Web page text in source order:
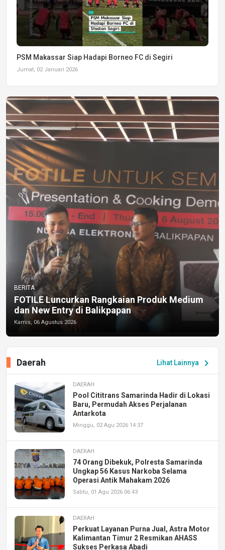
PSM Makassar Siap Hadapi Borneo FC di Segiri
Jumat, 02 Januari 2026
BERITA
FOTILE Luncurkan Rangkaian Produk Medium
dan New Entry di Balikpapan
Kamis, 06 Agustus 2026
Lihat Lainnya chevron_right
Daerah
DAERAH
Pool Cititrans Samarinda Hadir di Lokasi
Baru, Permudah Akses Perjalanan
Antarkota
Minggu, 02 Agu 2026 14:37
DAERAH
74 Orang Dibekuk, Polresta Samarinda
Ungkap 56 Kasus Narkoba Selama
Operasi Antik Mahakam 2026
Sabtu, 01 Agu 2026 06:43
DAERAH
Perkuat Layanan Purna Jual, Astra Motor
Kalimantan Timur 2 Resmikan AHASS
Sukses Perkasa Abadi